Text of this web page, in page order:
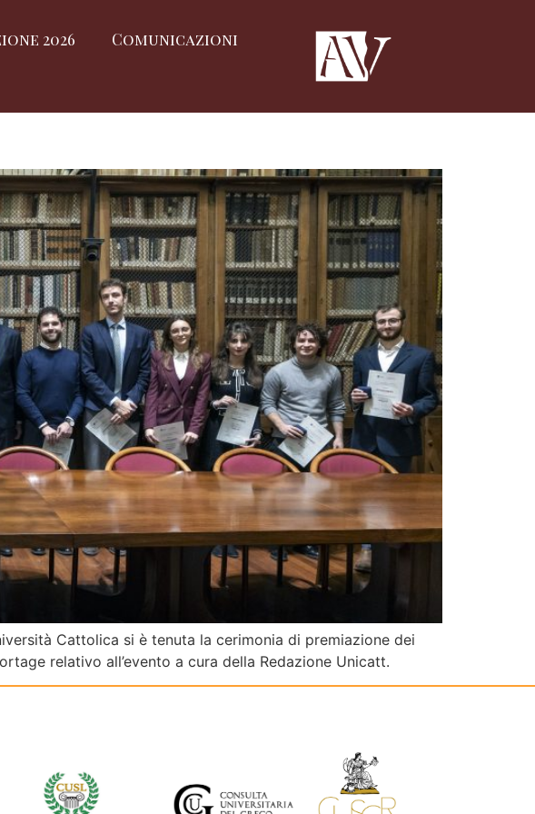
2026 Comunicazioni
Cattolica si è tenuta la cerimonia di premiazione dei
relativo all’evento a cura della Redazione Unicatt.